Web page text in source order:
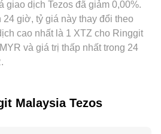
giao dịch Tezos đã giảm 0,00%.
giờ, tỷ giá này thay đổi theo
cao nhất là 1 XTZ cho Ringgit
và giá trị thấp nhất trong 24
Malaysia Tezos